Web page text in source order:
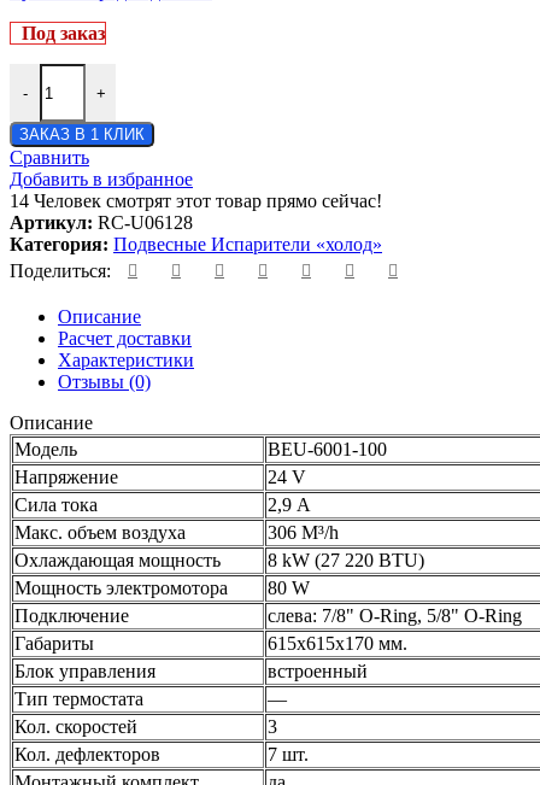
Под заказ
- +
ЗАКАЗ В 1 КЛИК
Сравнить
Добавить в избранное
14 Человек смотрят этот товар прямо сейчас!
Артикул: RC-U06128
Категория: Подвесные Испарители «холод»
Поделиться:
Описание
Расчет доставки
Характеристики
Отзывы (0)
Описание
Модель
BEU-6001-100
Напряжение
24 V
Сила тока
2,9 А
Макс. объем воздуха
306 M³/h
Охлаждающая мощность
8 kW (27 220 BTU)
Мощность электромотора
80 W
Подключение
слева: 7/8" O-Ring, 5/8" O-Ring
Габариты
615x615x170 мм.
Блок управления
встроенный
Тип термостата
—
Кол. скоростей
3
Кол. дефлекторов
7 шт.